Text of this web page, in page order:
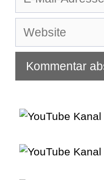
Adresse
Website